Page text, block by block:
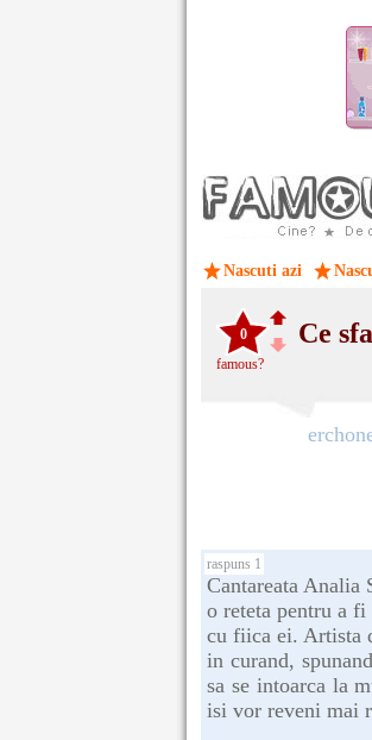
Nascuti azi
0
famous?
Ce
raspuns 1
Cantareata Analia
o reteta pentru a
cu fiica ei. Artista
in curand,
sa se intoarca la
isi vor reveni mai